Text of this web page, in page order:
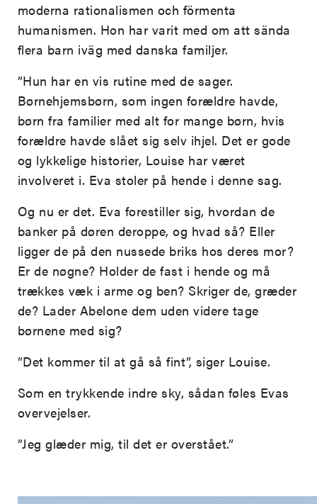
moderna rationalismen och förmenta
humanismen. Hon har varit med om att sända
flera barn iväg med danska familjer.
”Hun har en vis rutine med de sager.
Børnehjemsbørn, som ingen forældre havde,
børn fra familier med alt for mange børn, hvis
forældre havde slået sig selv ihjel. Det er gode
og lykkelige historier, Louise har været
involveret i. Eva stoler på hende i denne sag.
Og nu er det. Eva forestiller sig, hvordan de
banker på døren deroppe, og hvad så? Eller
ligger de på den nussede briks hos deres mor?
Er de nøgne? Holder de fast i hende og må
trækkes væk i arme og ben? Skriger de, græder
de? Lader Abelone dem uden videre tage
børnene med sig?
”Det kommer til at gå så fint”, siger Louise.
Som en trykkende indre sky, sådan føles Evas
overvejelser.
”Jeg glæder mig, til det er overstået.”